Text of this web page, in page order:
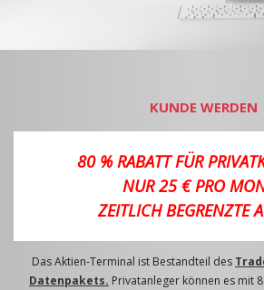
KUNDE WERDEN
80 % RABATT FÜR
NUR 25 € PRO
ZEITLICH BEGRENZTE
Das Aktien-Terminal ist Bestandteil des
Datenpakets. Privatanleger können es mit